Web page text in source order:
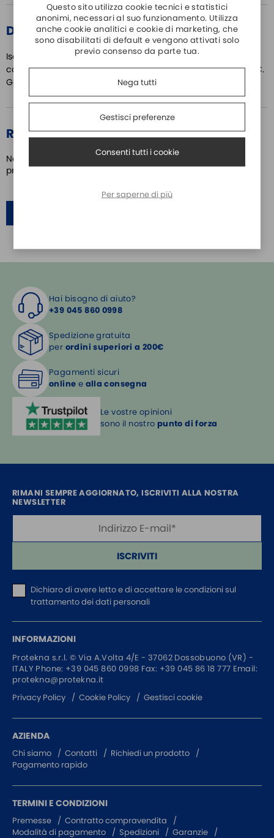
DETTAGLI PRODOTTO
Isolatore galvanico doppio canale V, mA.Tipo di ingresso,
campo scala e tipo di uscita configurabili da dip switch o P.C.
Galvanicamente isolato a 1500 Vac.
RECENSIONI
Nessuno ha ancora scritto una recensione su questo
prodotto
Hai bisogno di aiuto?
+39 045 860 0998
Spedizione gratuita
per ordini superiori a 200€
Pagamenti sicuri
online e alla consegna
Le vostre opinioni
sono il nostro punto di forza
RIMANI SEMPRE AGGIORNATO, ISCRIVITI ALLA NOSTRA
NEWSLETTER
ISCRIVITI
Dichiaro di avere letto e di accettare le condizioni sul
trattamento dei dati personali
INFORMAZIONI
Protekna s.r.l. © Via A.Volta 4/E - 37062 Dossobuono (VR) -
ITALY Phone: +39 045 860 0998 Fax: +39 045 86 18 777 Email:
protekna@protekna.it
Privacy Policy
Cookie Policy Gestisci cookie
AZIENDA
Chi siamo Contatti
Richiedi un prodotto
Pagamento rapido
TERMINI E CONDIZIONI
Premesse
Contratto compravendita
Modalità di pagamento
Spedizioni Garanzie
Questo sito utilizza cookie tecnici e statistici
anonimi, necessari al suo funzionamento. Utilizza
anche cookie analitici e cookie di marketing, che
sono disabilitati di default e vengono attivati solo
previo consenso da parte tua.
Nega tutti
Gestisci preferenze
Consenti tutti i cookie
Per saperne di più